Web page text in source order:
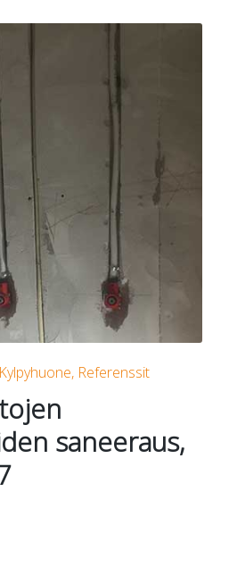
Kylpyhuone Referenssit
saneeraus,